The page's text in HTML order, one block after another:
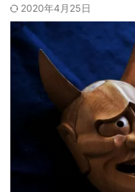
2020年4月25日